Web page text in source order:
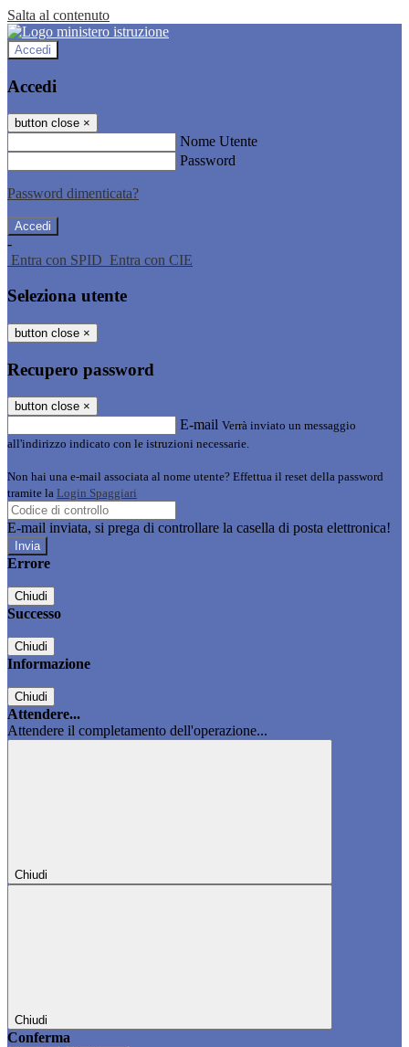
Salta al contenuto
Accedi
Accedi
button close ×
Nome Utente
Password
Password dimenticata?
-
Entra con SPID Entra con CIE
Seleziona utente
button close ×
Recupero password
button close ×
E-mail Verrà inviato un messaggio
all'indirizzo indicato con le istruzioni necessarie.
Non hai una e-mail associata al nome utente? Effettua il reset della password
tramite la Login Spaggiari
E-mail inviata, si prega di controllare la casella di posta elettronica!
Errore
Chiudi
Successo
Chiudi
Informazione
Chiudi
Attendere...
Attendere il completamento dell'operazione...
Chiudi
Chiudi
Conferma